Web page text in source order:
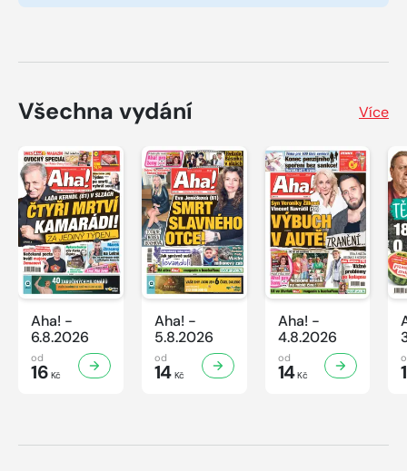
Všechna vydání Více
Aha! -
6.8.2026
od
16 Kč
Aha! -
5.8.2026
od
14Kč
Aha! -
4.8.2026
od
14Kč